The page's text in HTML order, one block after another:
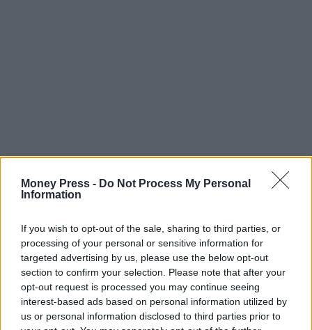
Money Press - Do Not Process My Personal
Information
If you wish to opt-out of the sale, sharing to third parties, or
processing of your personal or sensitive information for
targeted advertising by us, please use the below opt-out
section to confirm your selection. Please note that after your
opt-out request is processed you may continue seeing
interest-based ads based on personal information utilized by
us or personal information disclosed to third parties prior to